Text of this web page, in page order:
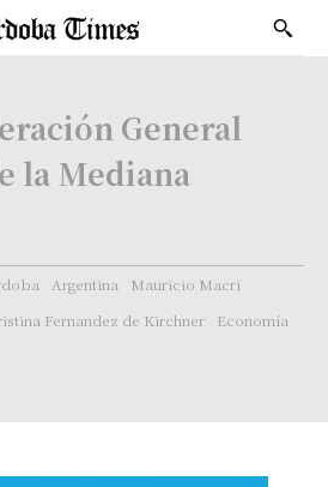
General
la Mediana
Argentina
Mauricio Macri
Fernandez de Kirchner
Economía